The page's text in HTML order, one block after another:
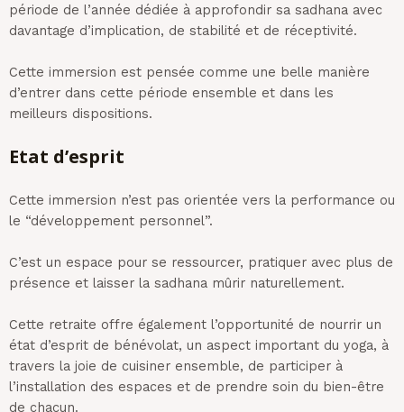
période de l’année dédiée à approfondir sa sadhana avec
davantage d’implication, de stabilité et de réceptivité.
Cette immersion est pensée comme une belle manière
d’entrer dans cette période ensemble et dans les
meilleurs dispositions.
Etat d’esprit
Cette immersion n’est pas orientée vers la performance ou
le “développement personnel”.
C’est un espace pour se ressourcer, pratiquer avec plus de
présence et laisser la sadhana mûrir naturellement.
Cette retraite offre également l’opportunité de nourrir un
état d’esprit de bénévolat, un aspect important du yoga, à
travers la joie de cuisiner ensemble, de participer à
l’installation des espaces et de prendre soin du bien-être
de chacun.